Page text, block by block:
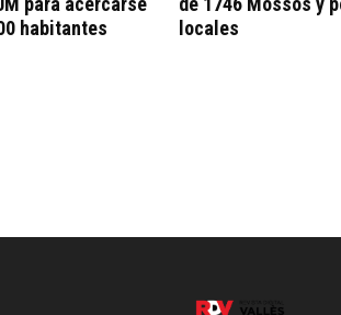
habitantes
locales